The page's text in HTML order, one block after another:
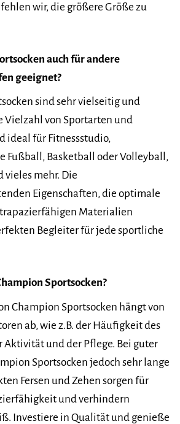
wir, die größere Größe zu
auch für andere
geeignet?
sind sehr vielseitig und
Vielzahl von Sportarten und
ideal für Fitnessstudio,
Fußball, Basketball oder Volleyball,
vieles mehr. Die
Eigenschaften, die optimale
Materialien
Begleiter für jede sportliche
Sportsocken?
Champion Sportsocken hängt von
ab, wie z.B. der Häufigkeit des
Aktivität und der Pflege. Bei guter
Sportsocken jedoch sehr lange
Fersen und Zehen sorgen für
und verhindern
Investiere in Qualität und genieße